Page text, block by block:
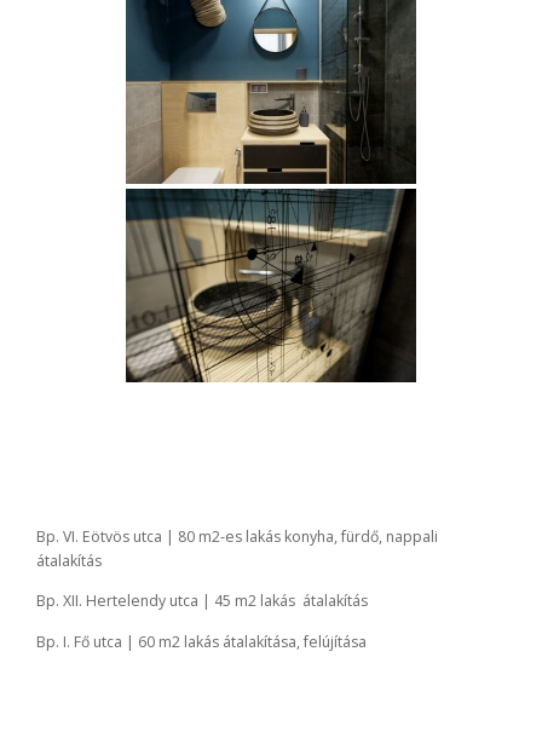
Bp. VI. Eötvös utca | 80 m2-es lakás konyha, fürdő, nappali
átalakítás
Bp. XII. Hertelendy utca | 45 m2 lakás átalakítás
Bp. I. Fő utca | 60 m2 lakás átalakítása, felújítása